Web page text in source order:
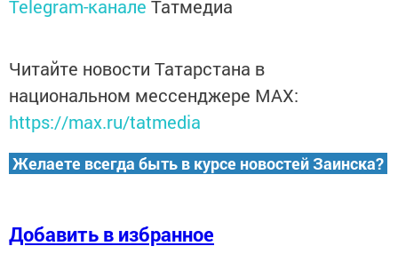
Telegram-канале Татмедиа
Читайте новости Татарстана в
национальном мессенджере MАХ:
https://max.ru/tatmedia
Желаете всегда быть в курсе новостей Заинска?
Добавить в избранное